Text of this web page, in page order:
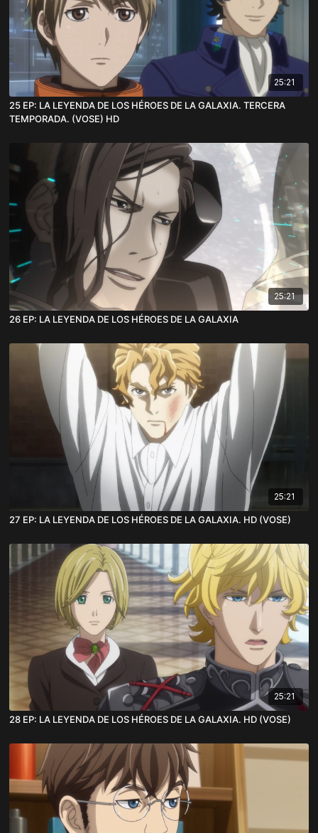
25:21
25 EP: LA LEYENDA DE LOS HÉROES DE LA GALAXIA. TERCERA
TEMPORADA. (VOSE) HD
25:21
26 EP: LA LEYENDA DE LOS HÉROES DE LA GALAXIA
25:21
27 EP: LA LEYENDA DE LOS HÉROES DE LA GALAXIA. HD (VOSE)
25:21
28 EP: LA LEYENDA DE LOS HÉROES DE LA GALAXIA. HD (VOSE)